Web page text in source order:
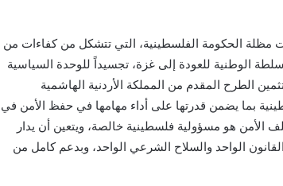
مظلة الحكومة الفلسطينية، التي تتشكل من كفاءات من
الوطنية للعودة إلى غزة، تجسيداً للوحدة السياسية
الفلسطينية المحتلة عام 1967؛ وكذلك تثمين الطرح المقدم من المملكة الأردنية الهاشمية
بما يضمن قدرتها على أداء مهامها في حفظ الأمن في
الأمن هو مسؤولية فلسطينية خالصة، ويتعين أن يدار
الواحد والسلاح الشرعي الواحد، وبدعم كامل من